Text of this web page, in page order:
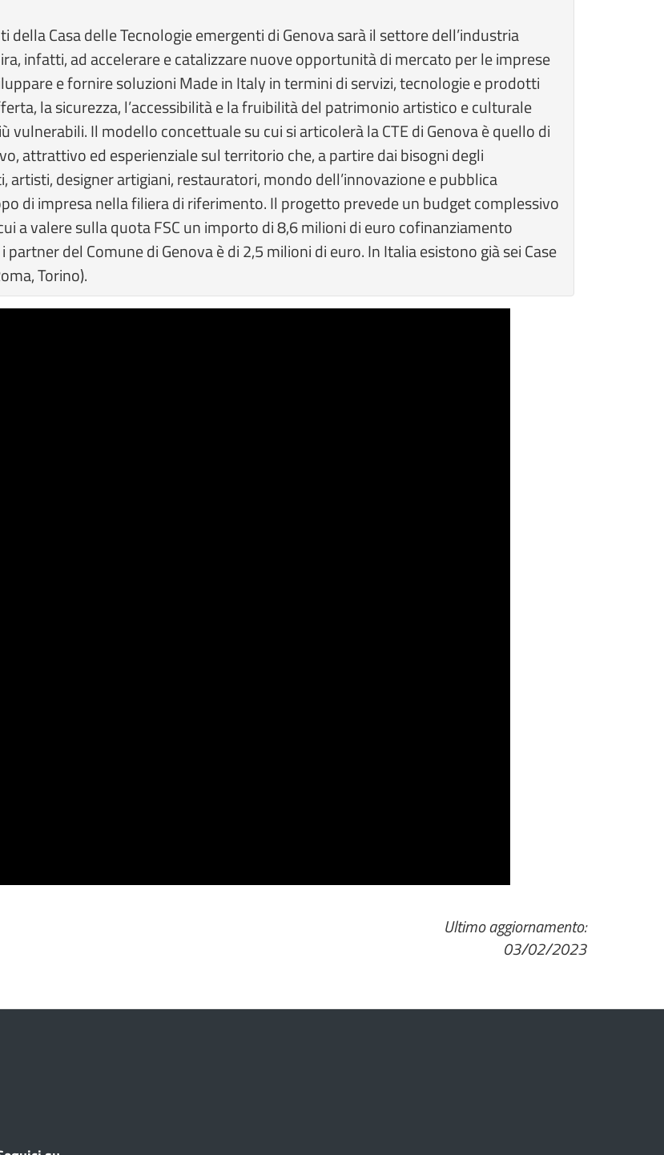
della Casa delle Tecnologie emergenti di Genova sarà il settore dell’industria
infatti, ad accelerare e catalizzare nuove opportunità di mercato per le imprese
e fornire soluzioni Made in Italy in termini di servizi, tecnologie e prodotti
la sicurezza, l’accessibilità e la fruibilità del patrimonio artistico e culturale
Il modello concettuale su cui si articolerà la CTE di Genova è quello di
attrattivo ed esperienziale sul territorio che, a partire dai bisogni degli
designer artigiani, restauratori, mondo dell’innovazione e pubblica
di impresa nella filiera di riferimento. Il progetto prevede un budget complessivo
a valere sulla quota FSC un importo di 8,6 milioni di euro cofinanziamento
del Comune di Genova è di 2,5 milioni di euro. In Italia esistono già sei Case
Torino).
Ultimo aggiornamento:
03/02/2023